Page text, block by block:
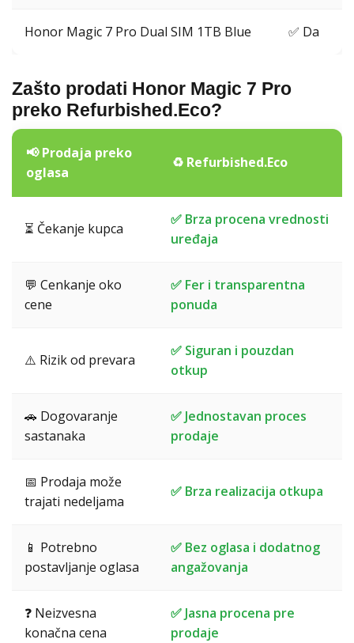
Honor Magic 7 Pro Dual SIM 1TB Blue ✅ Da
Zašto prodati Honor Magic 7 Pro
preko Refurbished.Eco?
📢 Prodaja preko
oglasa
♻️ Refurbished.Eco
⏳ Čekanje kupca
✅ Brza procena vrednosti
uređaja
💬 Cenkanje oko
cene
✅ Fer i transparentna
ponuda
⚠️ Rizik od prevara
✅ Siguran i pouzdan
otkup
🚗 Dogovaranje
sastanaka
✅ Jednostavan proces
prodaje
📅 Prodaja može
trajati nedeljama
✅ Brza realizacija otkupa
📱 Potrebno
postavljanje oglasa
✅ Bez oglasa i dodatnog
angažovanja
❓ Neizvesna
konačna cena
✅ Jasna procena pre
prodaje